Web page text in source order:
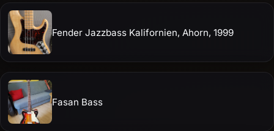
Fender Jazzbass Kalifornien, Ahorn, 1999
Fasan Bass